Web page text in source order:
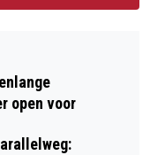
open voor